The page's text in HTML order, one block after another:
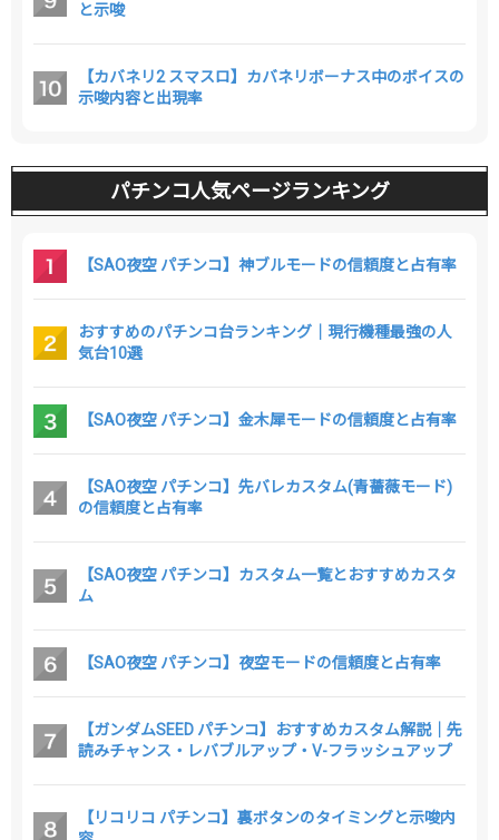
と示唆
【カバネリ2 スマスロ】カバネリボーナス中のボイスの
示唆内容と出現率
パチンコ人気ページランキング
【SAO夜空 パチンコ】神ブルモードの信頼度と占有率
おすすめのパチンコ台ランキング｜現行機種最強の人
気台10選
【SAO夜空 パチンコ】金木犀モードの信頼度と占有率
【SAO夜空 パチンコ】先バレカスタム(青薔薇モード)
の信頼度と占有率
【SAO夜空 パチンコ】カスタム一覧とおすすめカスタ
ム
【SAO夜空 パチンコ】夜空モードの信頼度と占有率
【ガンダムSEED パチンコ】おすすめカスタム解説｜先
読みチャンス・レバブルアップ・V-フラッシュアップ
【リコリコ パチンコ】裏ボタンのタイミングと示唆内